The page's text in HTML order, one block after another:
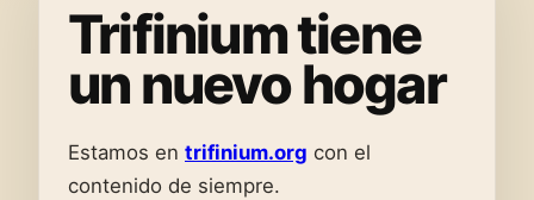
Trifinium tiene
un nuevo hogar
Estamos en trifinium.org con el
contenido de siempre.